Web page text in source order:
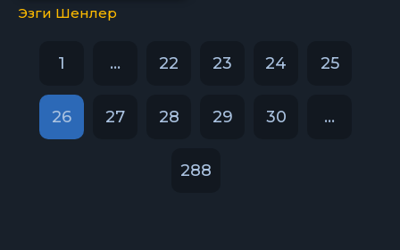
Эзги Шенлер
1 ... 22 23 24 25
26 27 28 29 30 ...
288